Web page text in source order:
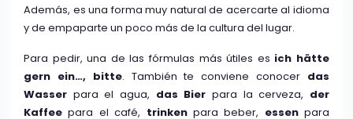
Además, es una forma muy natural de acercarte al idioma
y de empaparte un poco más de la cultura del lugar.
Para pedir, una de las fórmulas más útiles es ich hätte
gern ein…, bitte. También te conviene conocer das
Wasser para el agua, das Bier para la cerveza, der
Kaffee para el café, trinkenpara beber, essenpara